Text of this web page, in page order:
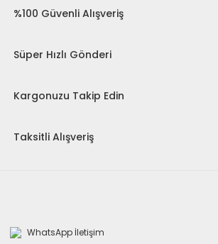
%100 Güvenli Alışveriş
Süper Hızlı Gönderi
Kargonuzu Takip Edin
Taksitli Alışveriş
WhatsApp İletişim